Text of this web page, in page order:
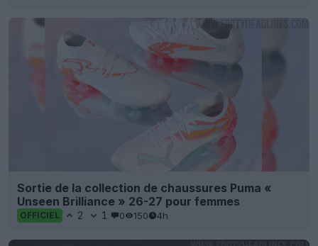
Sortie de la collection de chaussures Puma «
Unseen Brilliance » 26-27 pour femmes
OFFICIEL 2 1 0 150 4h